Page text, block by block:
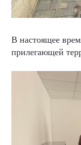
В настоящее
прилегающей